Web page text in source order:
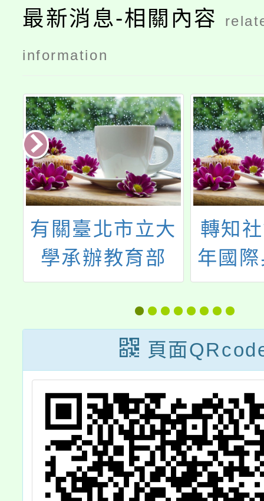
最新消息-相關內容
information
有關臺北市立大
學承辦教育部
「親師生線上學
習模式推廣計
畫」，辦理「因
材網家長線上增
能工作坊」活
動，請貴校轉知
並鼓勵家長踴躍
參加一案，請查
轉知
年國
者日
「理
礙、
視」
頁面